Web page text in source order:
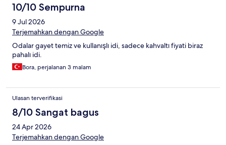
10/10 Sempurna
9 Jul 2026
Terjemahkan dengan Google
Odalar gayet temiz ve kullanışlı idi, sadece kahvaltı fiyati biraz
pahalı idi.
Bora, perjalanan 3 malam
Ulasan terverifikasi
8/10 Sangat bagus
24 Apr 2026
Terjemahkan dengan Google